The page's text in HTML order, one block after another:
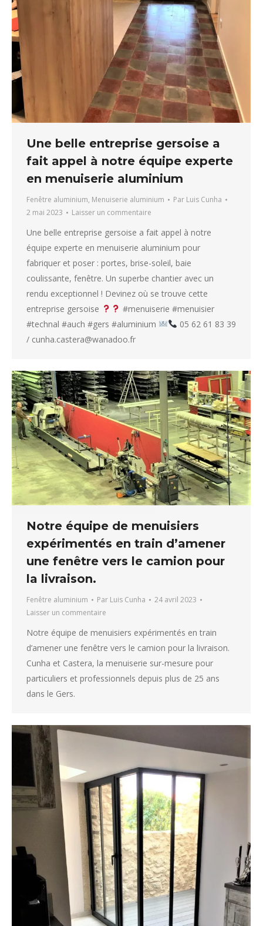
Une belle entreprise gersoise a
fait appel à notre équipe experte
en menuiserie aluminium
Fenêtre aluminium, Menuiserie aluminium Par Luis Cunha
2 mai 2023
Laisser un commentaire
Une belle entreprise gersoise a fait appel à notre
équipe experte en menuiserie aluminium pour
fabriquer et poser : portes, brise-soleil, baie
coulissante, fenêtre. Un superbe chantier avec un
rendu exceptionnel ! Devinez où se trouve cette
entreprise gersoise
#menuiserie #menuisier
#technal #auch #gers #aluminium
05 62 61 83 39
/ cunha.castera@wanadoo.fr
Notre équipe de menuisiers
expérimentés en train d’amener
une fenêtre vers le camion pour
la livraison.
Fenêtre aluminium Par Luis Cunha
24 avril 2023
Laisser un commentaire
Notre équipe de menuisiers expérimentés en train
d’amener une fenêtre vers le camion pour la livraison.
Cunha et Castera, la menuiserie sur-mesure pour
particuliers et professionnels depuis plus de 25 ans
dans le Gers.